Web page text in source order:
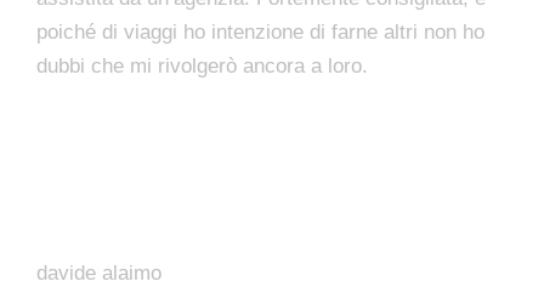
poiché di viaggi ho intenzione di farne altri non ho
dubbi che mi rivolgerò ancora a loro.
davide alaimo